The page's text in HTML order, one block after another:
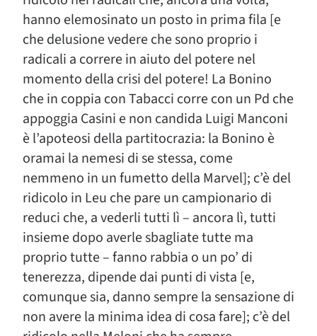
hanno elemosinato un posto in prima fila [e
che delusione vedere che sono proprio i
radicali a correre in aiuto del potere nel
momento della crisi del potere! La Bonino
che in coppia con Tabacci corre con un Pd che
appoggia Casini e non candida Luigi Manconi
è l’apoteosi della partitocrazia: la Bonino è
oramai la nemesi di se stessa, come
nemmeno in un fumetto della Marvel]; c’è del
ridicolo in Leu che pare un campionario di
reduci che, a vederli tutti lì – ancora lì, tutti
insieme dopo averle sbagliate tutte ma
proprio tutte – fanno rabbia o un po’ di
tenerezza, dipende dai punti di vista [e,
comunque sia, danno sempre la sensazione di
non avere la minima idea di cosa fare]; c’è del